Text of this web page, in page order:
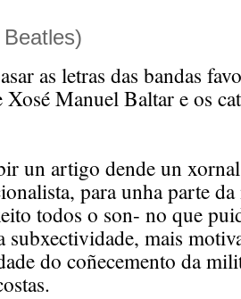
as letras das bandas
Xosé Manuel Baltar e os
un artigo dende un
para unha parte
todos o son- no que
subxectividade, mais
do coñecemento da